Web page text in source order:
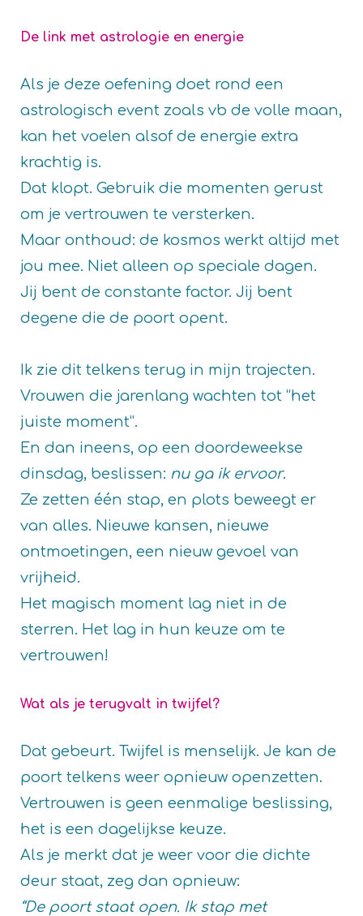
De link met astrologie en energie
Als je deze oefening doet rond een
astrologisch event zoals vb de volle maan,
kan het voelen alsof de energie extra
krachtig is.
Dat klopt. Gebruik die momenten gerust
om je vertrouwen te versterken.
Maar onthoud: de kosmos werkt altijd met
jou mee. Niet alleen op speciale dagen.
Jij bent de constante factor. Jij bent
degene die de poort opent.
Ik zie dit telkens terug in mijn trajecten.
Vrouwen die jarenlang wachten tot “het
juiste moment”.
En dan ineens, op een doordeweekse
dinsdag, beslissen: nu ga ik ervoor.
Ze zetten één stap, en plots beweegt er
van alles. Nieuwe kansen, nieuwe
ontmoetingen, een nieuw gevoel van
vrijheid.
Het magisch moment lag niet in de
sterren. Het lag in hun keuze om te
vertrouwen!
Wat als je terugvalt in twijfel?
Dat gebeurt. Twijfel is menselijk. Je kan de
poort telkens weer opnieuw openzetten.
Vertrouwen is geen eenmalige beslissing,
het is een dagelijkse keuze.
Als je merkt dat je weer voor die dichte
deur staat, zeg dan opnieuw:
“De poort staat open. Ik stap met